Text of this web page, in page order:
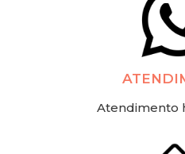
Atendimento